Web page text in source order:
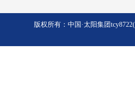
版权所有：中国·太阳集团